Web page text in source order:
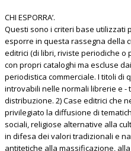
CHI ESPORRA’.
Questi sono i criteri base utilizzati
esporre in questa rassegna della
editrici (di libri, riviste periodiche o
con propri cataloghi ma escluse
periodistica commerciale. I titoli di
introvabili nelle normali librerie e -
distribuzione. 2) Case editrici che
privilegiato la diffusione di
sociali, religiose alternative alla
in difesa dei valori tradizionali e
antitetiche alla massificazione,